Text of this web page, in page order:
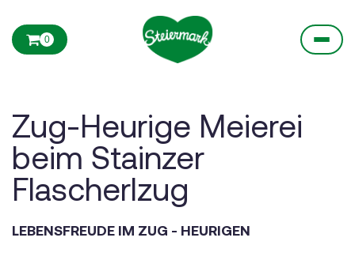
0
Zug-Heurige Meierei
beim Stainzer
Flascherlzug
LEBENSFREUDE IM ZUG - HEURIGEN